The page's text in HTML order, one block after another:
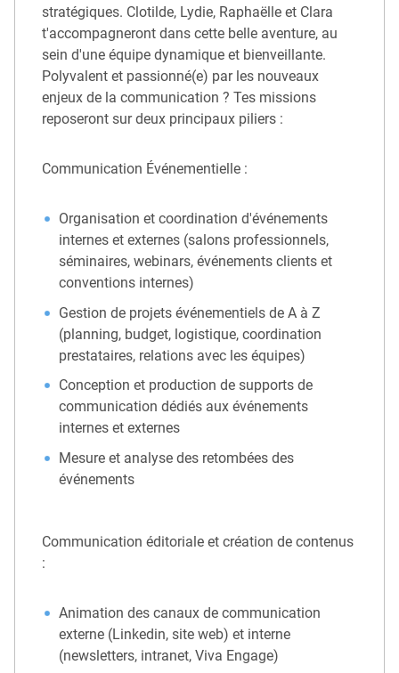
stratégiques. Clotilde, Lydie, Raphaëlle et Clara
t'accompagneront dans cette belle aventure, au
sein d'une équipe dynamique et bienveillante.
Polyvalent et passionné(e) par les nouveaux
enjeux de la communication ? Tes missions
reposeront sur deux principaux piliers :
Communication Événementielle :
Organisation et coordination d'événements
internes et externes (salons professionnels,
séminaires, webinars, événements clients et
conventions internes)
Gestion de projets événementiels de A à Z
(planning, budget, logistique, coordination
prestataires, relations avec les équipes)
Conception et production de supports de
communication dédiés aux événements
internes et externes
Mesure et analyse des retombées des
événements
Communication éditoriale et création de contenus
:
Animation des canaux de communication
externe (Linkedin, site web) et interne
(newsletters, intranet, Viva Engage)